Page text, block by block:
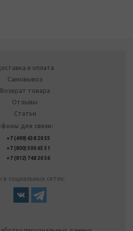
и оплата
Самовывоз
Возврат товара
Отзывы
Статьи
для связи:
+7 (499) 638 20 55
+7 (800) 500 65 31
+7 (812) 748 20 56
в социальных сетях: